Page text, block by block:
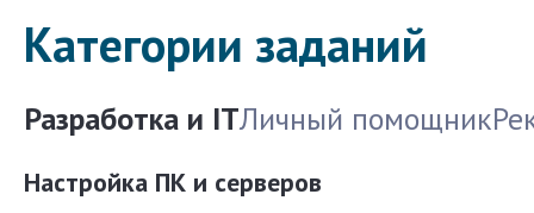
Категории заданий
Разработка и ITЛичный помощник
Настройка ПК и серверов